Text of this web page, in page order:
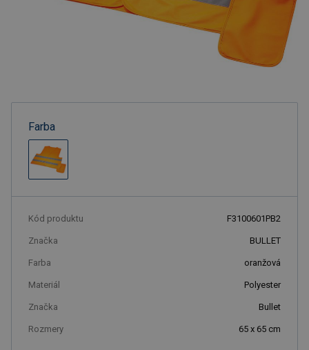
Farba
Kód produktu F3100601PB2
Značka BULLET
Farba oranžová
Materiál Polyester
Značka Bullet
Rozmery 65 x 65 cm